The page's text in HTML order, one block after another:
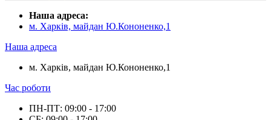
Наша адреса:
м. Харків, майдан Ю.Кононенко,1
Наша адреса
м. Харків, майдан Ю.Кононенко,1
Час роботи
ПН-ПТ: 09:00 - 17:00